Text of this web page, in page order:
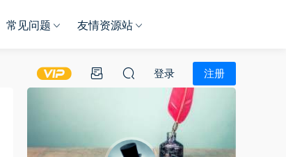
常见问题 友情资源站
登录 注册